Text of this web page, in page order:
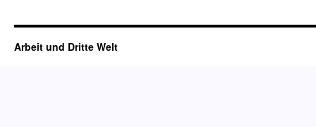
Arbeit und Dritte Welt